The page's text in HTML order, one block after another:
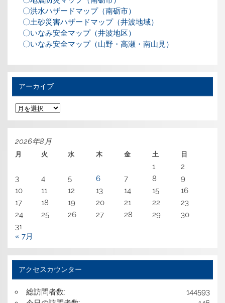
〇洪水ハザードマップ（南砺市）
〇土砂災害ハザードマップ（井波地域）
〇いなみ安全マップ（井波地区）
〇いなみ安全マップ（山野・高瀬・南山見）
アーカイブ
ア
ー
カ
イ
2026年8月
月 火 水 木 金 土 日
1
2
3
4 5 6 7 8
9
10
11 12 13 14 15
16
17
18 19 20 21 22
23
24
25 26 27 28 29
30
31
« 7月
アクセスカウンター
144593
総訪問者数: